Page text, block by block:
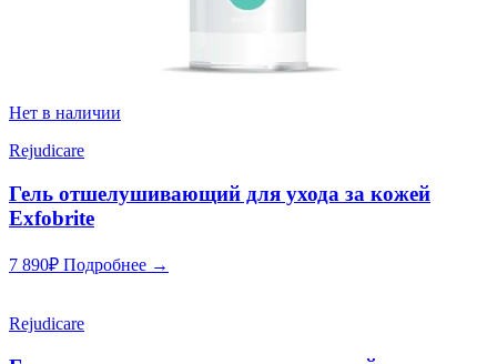
Нет в наличии
Rejudicare
Гель отшелушивающий для ухода за кожей
Exfobrite
7 890₽ Подробнее →
Rejudicare